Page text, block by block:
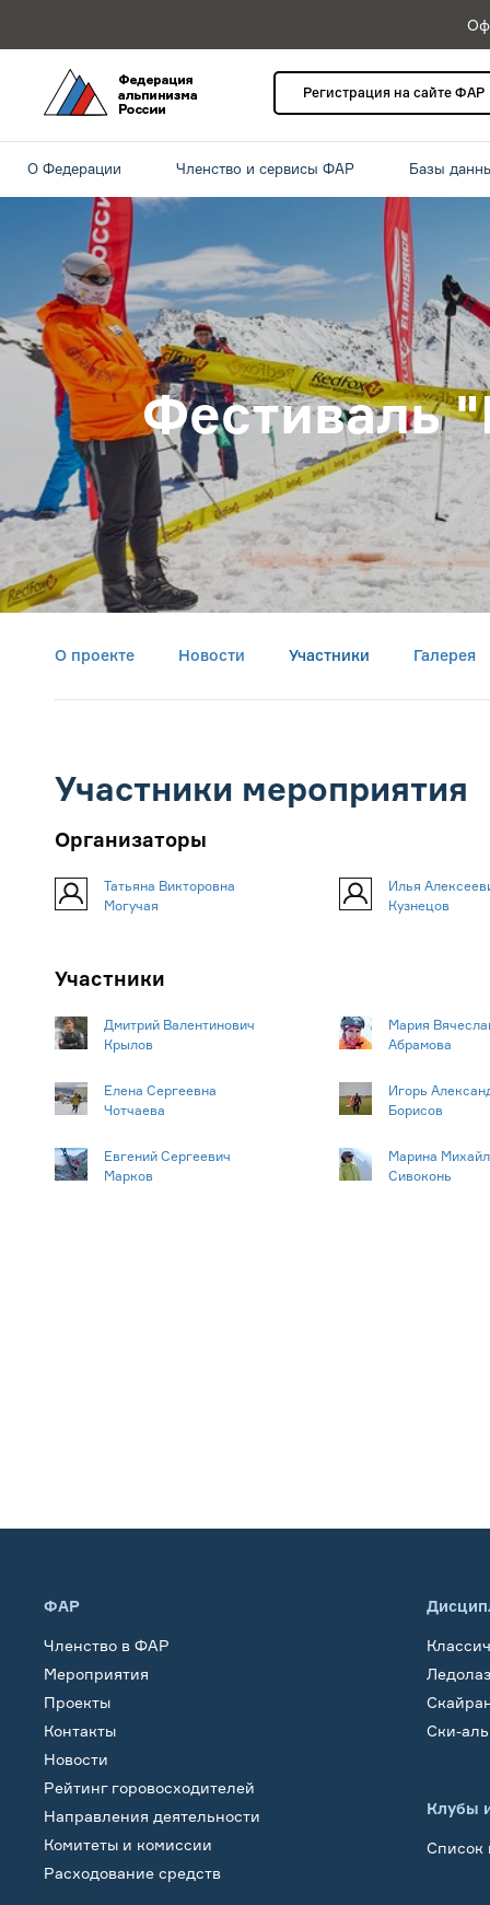
Регистрация на сайте ФАР
О Федерации Членство и сервисы ФАР Базы
Фестиваль
О проекте Новости Участники Галерея
Участники мероприятия
Организаторы
Татьяна Викторовна
Могучая
Илья
Кузнецов
Участники
Дмитрий Валентинович
Крылов
Мария
Абрамова
Елена Сергеевна
Чотчаева
Игорь
Борисов
Евгений Сергеевич
Марков
Марина
Сивоконь
ФАР
Членство в ФАР
Мероприятия
Проекты
Контакты
Новости
Рейтинг горовосходителей
Направления деятельности
Комитеты и комиссии
Расходование средств
Ски-
Клубы
Список